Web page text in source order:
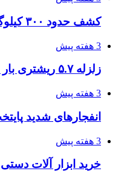
کشف حدود ۳۰۰ کیلوگرم موادمخدر و ۶ قبضه سلاح در سیستان و بلوچستان
3 هفته پیش
زلزله ۵.۷ ریشتری بار دیگر حوالی کوزران کرمانشاه را لرزاند
3 هفته پیش
انفجارهای شدید
3 هفته پیش
خرید ابزار آلات